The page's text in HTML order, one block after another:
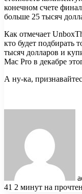
конечном счете
больше 25 тысяч
Как отмечает
кто будет подбирать
тысяч долларов и
Mac Pro в декабре
А ну-ка,
41 2 минут на